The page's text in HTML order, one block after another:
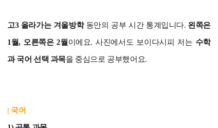
고3 올라가는 겨울방학 동안의 공부 시간 통계입니다. 왼쪽은
1월, 오른쪽은 2월 이에요. 사진에서도 보이다시피 저는 수학
과 국어 선택 과목을 중심으로 공부했어요.
| 국어